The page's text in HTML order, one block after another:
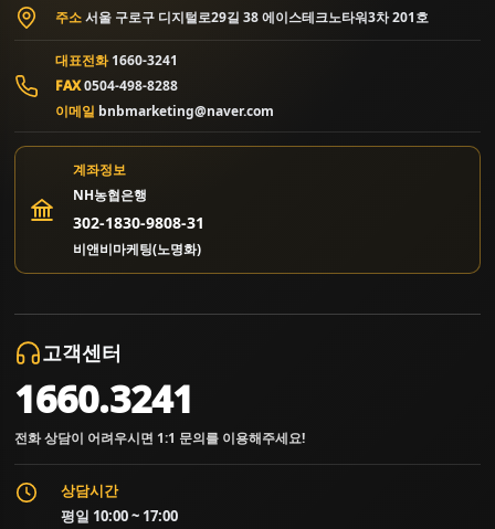
주소서울 구로구 디지털로29길 38 에이스테크노타워3차 201호
대표전화1660-3241
FAX0504-498-8288
이메일 bnbmarketing@naver.com
계좌정보
NH농협은행
302-1830-9808-31
비앤비마케팅(노명화)
고객센터
1660.3241
전화 상담이 어려우시면 1:1 문의를 이용해주세요!
상담시간
평일 10:00 ~ 17:00